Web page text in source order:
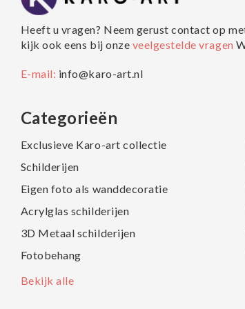
Heeft u vragen? Neem gerust contact op
kijk ook eens bij onze veelgestelde vragen
E-mail: info@karo-art.nl
Categorieën
Exclusieve Karo-art collectie
Schilderijen
Eigen foto als wanddecoratie
Acrylglas schilderijen
3D Metaal schilderijen
Fotobehang
Bekijk alle